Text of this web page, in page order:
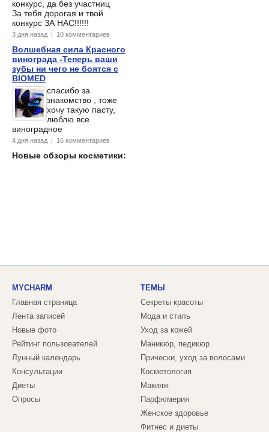
конкурс, да без участниц
За тебя дорогая и твой
конкурс ЗА НАС!!!!!!
3 дня назад | 10 комментариев
Волшебная сила Красного
винограда -Теперь ваши
зубы ни чего не боятся с
BIOMED
спасибо за
знакомство , тоже
хочу такую пасту,
люблю все
виноградное
4 дня назад | 16 комментариев
Новые обзоры косметики:
MYCHARM
Главная страница
Лента записей
Новые фото
Рейтинг пользователей
Лунный календарь
Консультации
Диеты
Опросы
ТЕМЫ
Секреты красоты
Мода и стиль
Уход за кожей
Маникюр, педикюр
Прически, уход за волосами
Косметология
Макияж
Парфюмерия
Женское здоровье
Фитнес и диеты